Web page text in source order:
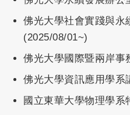
佛光大學社會實踐與永
(2025/08/01~)
佛光大學國際暨兩岸事
佛光大學資訊應用學系
國立東華大學物理學